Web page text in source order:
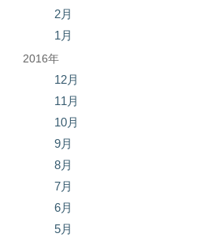
2月
1月
2016年
12月
11月
10月
9月
8月
7月
6月
5月